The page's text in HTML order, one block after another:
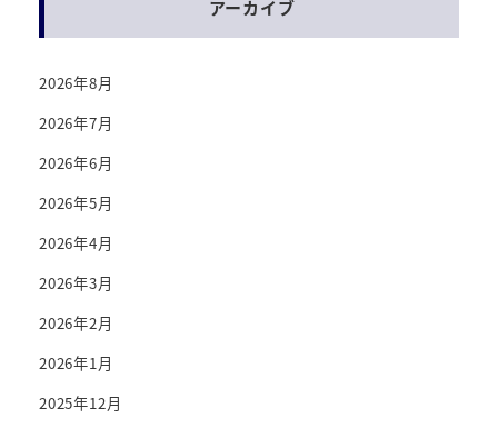
アーカイブ
2026年8月
2026年7月
2026年6月
2026年5月
2026年4月
2026年3月
2026年2月
2026年1月
2025年12月